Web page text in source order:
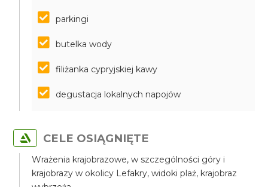
parkingi
butelka wody
filiżanka cypryjskiej kawy
degustacja lokalnych napojów
CELE OSIĄGNIĘTE
Wrażenia krajobrazowe, w szczególności góry i
krajobrazy w okolicy Lefakry, widoki plaż, krajobraz